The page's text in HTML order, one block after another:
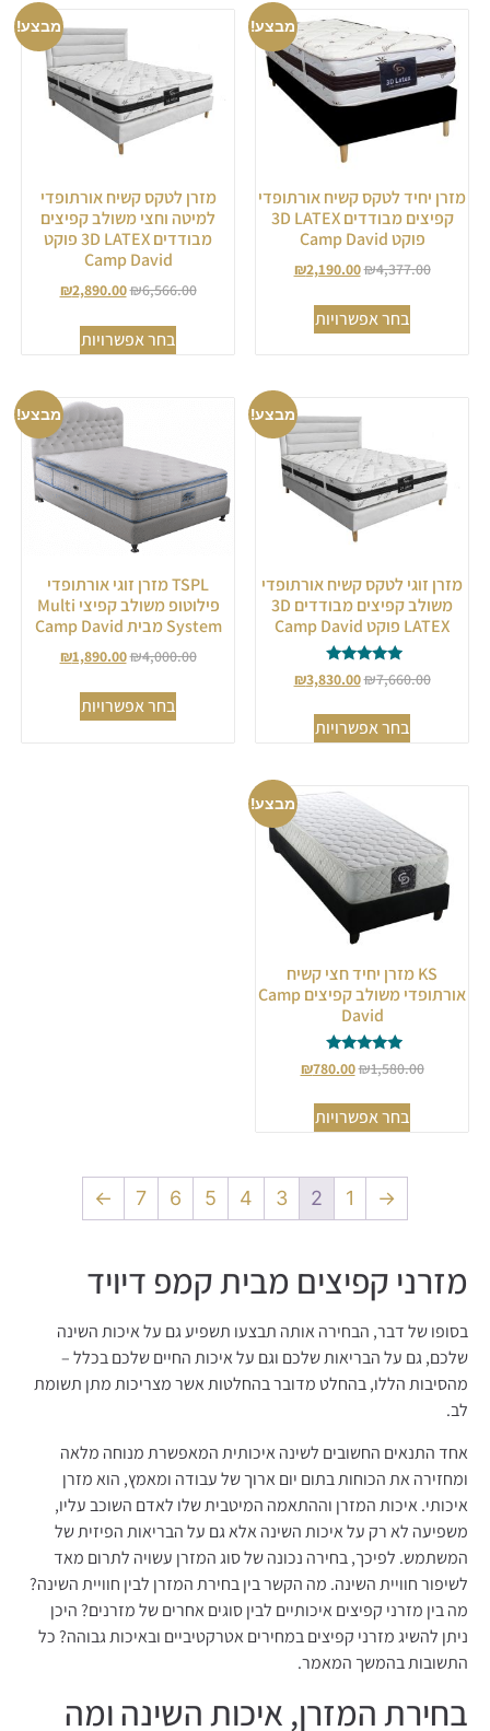
מבצע!
מזרן יחיד לטקס קשיח אורתופדי
קפיצים מבודדים 3D LATEX
פוקט Camp David
₪4,377.00
₪2,190.00
בחר אפשרויות
מבצע!
מזרן לטקס קשיח אורתופדי
למיטה וחצי משולב קפיצים
מבודדים 3D LATEX פוקט
Camp David
₪6,566.00
₪2,890.00
בחר אפשרויות
מבצע!
מזרן זוגי לטקס קשיח אורתופדי
משולב קפיצים מבודדים 3D
LATEX פוקט Camp David
דורג
5.00
₪7,660.00
₪3,830.00
בחר אפשרויות
מבצע!
TSPL מזרן זוגי אורתופדי
פילוטופ משולב קפיצי Multi
System מבית Camp David
₪4,000.00
₪1,890.00
בחר אפשרויות
מבצע!
KS מזרן יחיד חצי קשיח
אורתופדי משולב קפיצים Camp
David
דורג
5.00
₪1,580.00
₪780.00
בחר אפשרויות
→
1
2
3
4
5
6
7
←
מזרני קפיצים מבית קמפ דיויד
בסופו של דבר, הבחירה אותה תבצעו תשפיע גם על איכות השינה
שלכם, גם על הבריאות שלכם וגם על איכות החיים שלכם בכלל –
מהסיבות הללו, בהחלט מדובר בהחלטות אשר מצריכות מתן תשומת
לב.
אחד התנאים החשובים לשינה איכותית המאפשרת מנוחה מלאה
ומחזירה את הכוחות בתום יום ארוך של עבודה ומאמץ, הוא מזרן
איכותי. איכות המזרן וההתאמה המיטבית שלו לאדם השוכב עליו,
משפיעה לא רק על איכות השינה אלא גם על הבריאות הפיזית של
המשתמש. לפיכך, בחירה נכונה של סוג המזרן עשויה לתרום מאד
לשיפור חוויית השינה. מה הקשר בין בחירת המזרן לבין חוויית השינה?
מה בין מזרני קפיצים איכותיים לבין סוגים אחרים של מזרנים? היכן
ניתן להשיג מזרני קפיצים במחירים אטרקטיביים ובאיכות גבוהה? כל
התשובות בהמשך המאמר.
בחירת המזרן, איכות השינה ומה